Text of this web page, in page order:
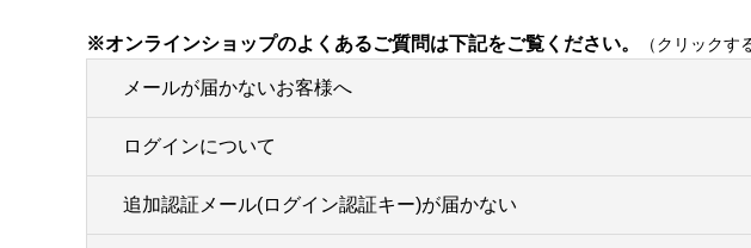
※オンラインショップのよくあるご質問は下記をご覧ください。 （クリックす
メールが届かないお客様へ
ログインについて
追加認証メール(ログイン認証キー)が届かない